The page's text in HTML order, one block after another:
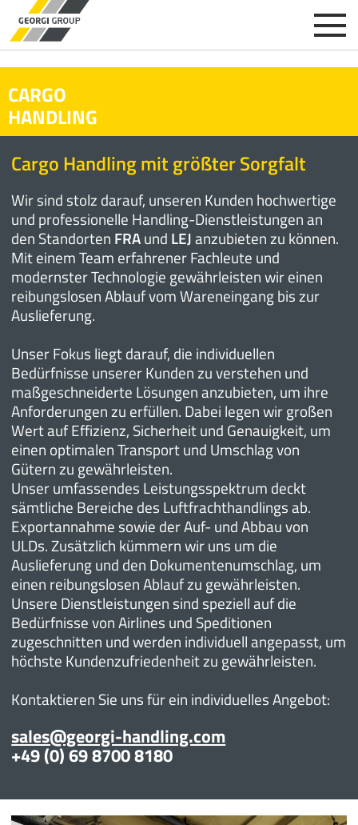
CARGO
HANDLING
Cargo Handling mit größter Sorgfalt
Wir sind stolz darauf, unseren Kunden hochwertige
und professionelle Handling-Dienstleistungen an
den Standorten FRAund LEJanzubieten zu können.
Mit einem Team erfahrener Fachleute und
modernster Technologie gewährleisten wir einen
reibungslosen Ablauf vom Wareneingang bis zur
Auslieferung.
Unser Fokus liegt darauf, die individuellen
Bedürfnisse unserer Kunden zu verstehen und
maßgeschneiderte Lösungen anzubieten, um ihre
Anforderungen zu erfüllen. Dabei legen wir großen
Wert auf Effizienz, Sicherheit und Genauigkeit, um
einen optimalen Transport und Umschlag von
Gütern zu gewährleisten.
Unser umfassendes Leistungsspektrum deckt
sämtliche Bereiche des Luftfrachthandlings ab.
Exportannahme sowie der Auf- und Abbau von
ULDs. Zusätzlich kümmern wir uns um die
Auslieferung und den Dokumentenumschlag, um
einen reibungslosen Ablauf zu gewährleisten.
Unsere Dienstleistungen sind speziell auf die
Bedürfnisse von Airlines und Speditionen
zugeschnitten und werden individuell angepasst, um
höchste Kundenzufriedenheit zu gewährleisten.
Kontaktieren Sie uns für ein individuelles Angebot:
sales@georgi-handling.com
+49 (0) 69 8700 8180